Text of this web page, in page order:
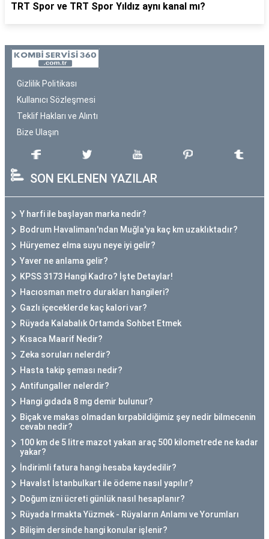
TRT Spor ve TRT Spor Yıldız aynı kanal mı?
Gizlilik Politikası
Kullanıcı Sözleşmesi
Teklif Hakları ve Alıntı
Bize Ulaşın
SON EKLENEN YAZILAR
Y harfi ile başlayan marka nedir?
Bodrum Havalimanı'ndan Muğla'ya kaç km uzaklıktadır?
Hüryemez elma suyu neye iyi gelir?
Yaver ne anlama gelir?
KPSS 3173 Hangi Kadro? İşte Detaylar!
Hacıosman metro durakları hangileri?
Gazlı içeceklerde kaç kalori var?
Rüyada Kalabalık Ortamda Sohbet Etmek
Kısaca Maarif Nedir?
Zeka soruları nelerdir?
Hasta takip şeması nedir?
Antifungaller nelerdir?
Hangi gıdada 8 mg demir bulunur?
Biçak ve makas olmadan kırpabildiğimiz şey nedir bilmecenin
cevabı nedir?
100 km de 5 litre mazot yakan araç 500 kilometrede ne kadar
yakar?
İndirimli fatura hangi hesaba kaydedilir?
Havaİst İstanbulkart ile ödeme nasıl yapılır?
Doğum izni ücreti günlük nasıl hesaplanır?
Rüyada Irmakta Yüzmek - Rüyaların Anlamı ve Yorumları
Bilişim dersinde hangi konular işlenir?